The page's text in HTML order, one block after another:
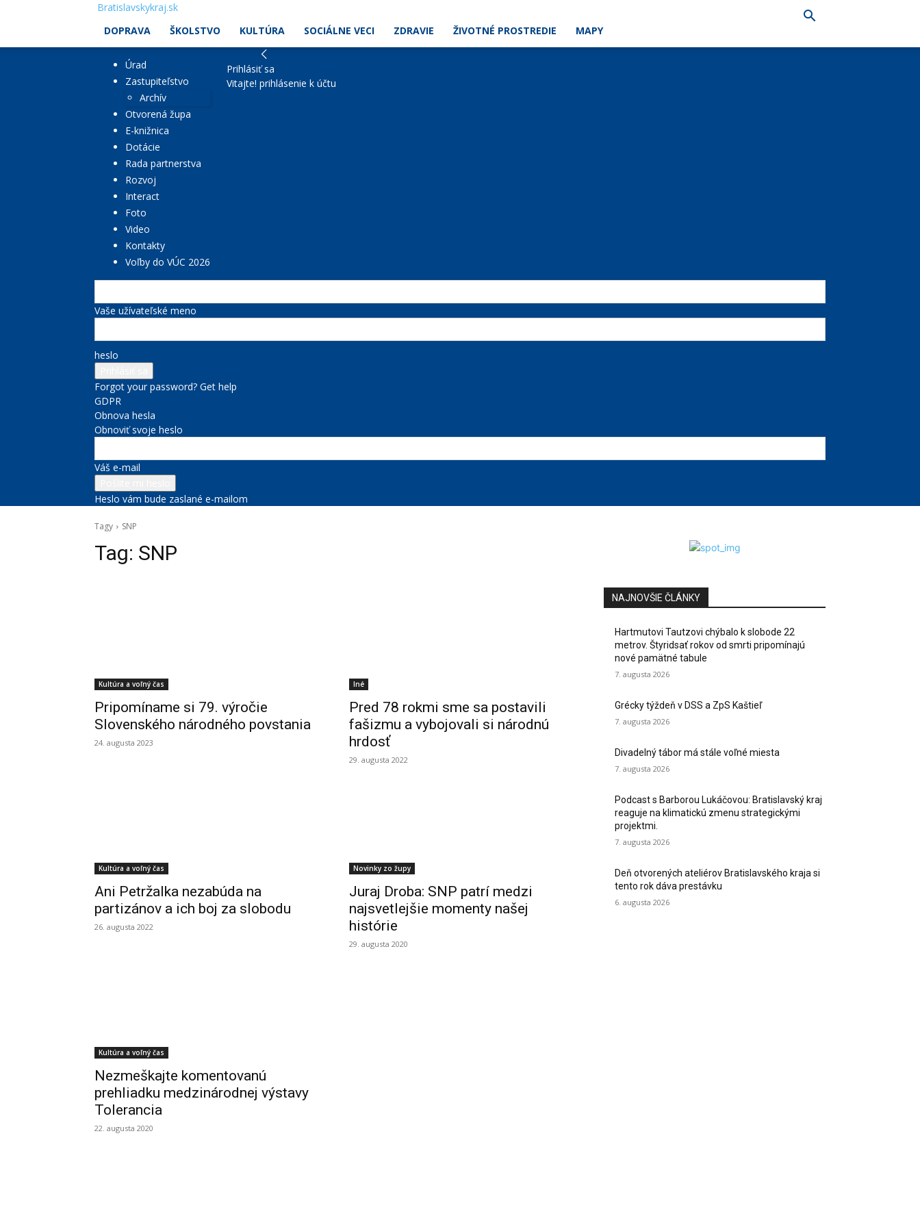
Bratislavskykraj.sk
DOPRAVA
ŠKOLSTVO KULTÚRA SOCIÁLNE VECI ZDRAVIE ŽIVOTNÉ PROSTREDIE MAPY
Úrad
Zastupiteľstvo
Archív
Otvorená župa
E-knižnica
Dotácie
Rada partnerstva
Rozvoj
Interact
Foto
Video
Kontakty
Voľby do VÚC 2026
Prihlásiť sa
Vitajte! prihlásenie k účtu
Vaše užívateľské meno
heslo
Forgot your password? Get help
GDPR
Obnova hesla
Obnoviť svoje heslo
Váš e-mail
Heslo vám bude zaslané e-mailom
Tagy SNP
Tag: SNP
Kultúra a voľný čas
Pripomíname si 79. výročie
Slovenského národného povstania
24. augusta 2023
Iné
Pred 78 rokmi sme sa postavili
fašizmu a vybojovali si národnú
hrdosť
29. augusta 2022
Kultúra a voľný čas
Ani Petržalka nezabúda na
partizánov a ich boj za slobodu
26. augusta 2022
Novinky zo župy
Juraj Droba: SNP patrí medzi
najsvetlejšie momenty našej
histórie
29. augusta 2020
Kultúra a voľný čas
Nezmeškajte komentovanú
prehliadku medzinárodnej výstavy
Tolerancia
22. augusta 2020
NAJNOVŠIE ČLÁNKY
Hartmutovi Tautzovi chýbalo k slobode 22
metrov. Štyridsať rokov od smrti pripomínajú
nové pamätné tabule
7. augusta 2026
Grécky týždeň v DSS a ZpS Kaštieľ
7. augusta 2026
Divadelný tábor má stále voľné miesta
7. augusta 2026
Podcast s Barborou Lukáčovou: Bratislavský kraj
reaguje na klimatickú zmenu strategickými
projektmi.
7. augusta 2026
Deň otvorených ateliérov Bratislavského kraja si
tento rok dáva prestávku
6. augusta 2026